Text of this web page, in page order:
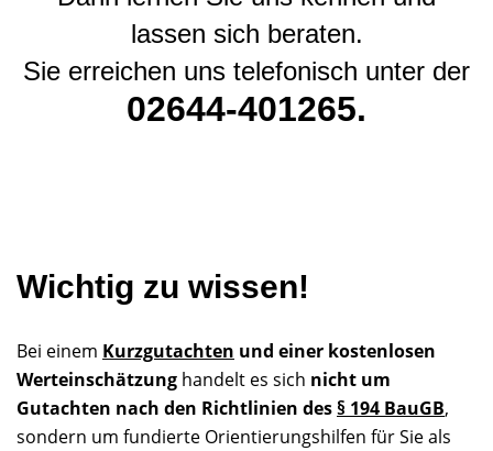
lassen sich beraten.
Sie erreichen uns telefonisch unter der
02644-401265.
Wichtig zu wissen!
Bei einem Kurzgutachten und einer kostenlosen
Werteinschätzung handelt es sich nicht um
Gutachten nach den Richtlinien des§ 194 BauGB,
sondern um fundierte Orientierungshilfen für Sie als